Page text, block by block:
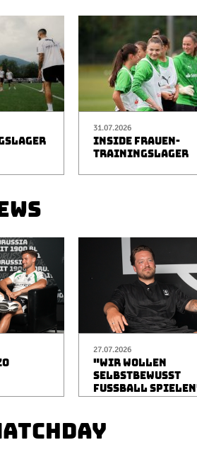
31.07.2026
INSIDE FRAUEN-
TRAININGSLAGER
27.07.2026
"WIR WOLLEN
SELBSTBEWUSST
FUSSBALL